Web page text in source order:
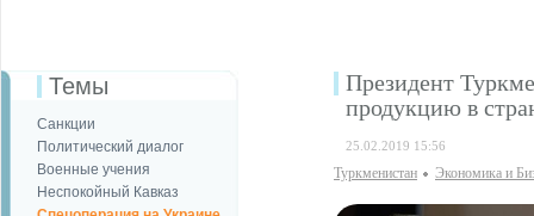
Темы
Санкции
Политический диалог
Военные учения
Неспокойный Кавказ
Президент
продукцию в
25.02.2019 15:56
Туркменистан Экономика и